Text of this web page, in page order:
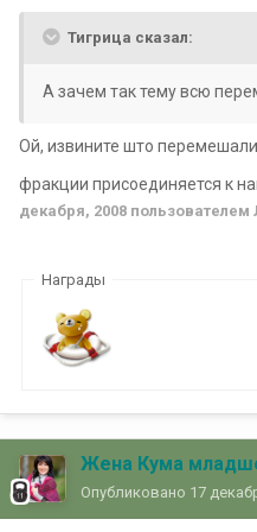
Тигрица сказал:
А зачем так тему всю
Ой, извините што
фракции присоединяется к
декабря, 2008 пользователем
Награды
Жена Кума
Опубликовано 17